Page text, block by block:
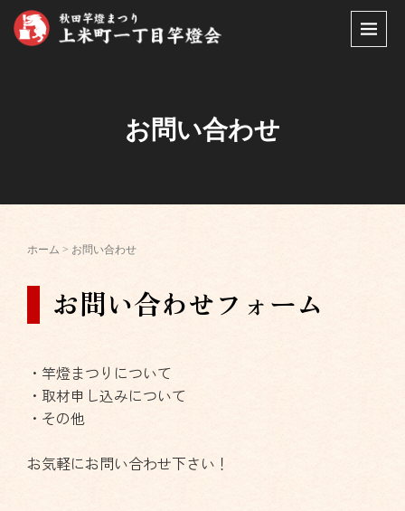
お問い合わせ
ホーム > お問い合わせ
お問い合わせフォーム
・竿燈まつりについて
・取材申し込みについて
・その他
お気軽にお問い合わせ下さい！